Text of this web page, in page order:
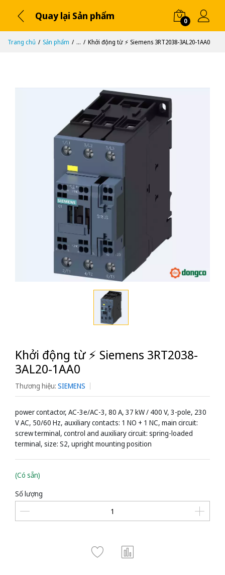
Quay lại Sản phẩm 0
Trang chủ Sản phẩm ... Khởi động từ ⚡️ Siemens 3RT2038-3AL20-1AA0
Khởi động từ ⚡️ Siemens 3RT2038-
3AL20-1AA0
Thương hiệu: SIEMENS
power contactor, AC-3e/AC-3, 80 A, 37 kW / 400 V, 3-pole, 230
V AC, 50/60 Hz, auxiliary contacts: 1 NO + 1 NC, main circuit:
screw terminal, control and auxiliary circuit: spring-loaded
terminal, size: S2, upright mounting position
(Có sẵn)
Số lượng